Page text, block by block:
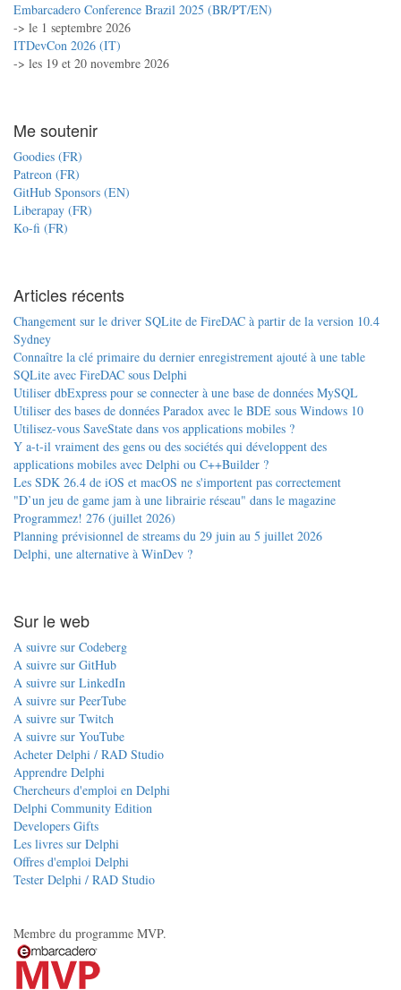
Embarcadero Conference Brazil 2025 (BR/PT/EN)
-> le 1 septembre 2026
ITDevCon 2026 (IT)
-> les 19 et 20 novembre 2026
Me soutenir
Goodies (FR)
Patreon (FR)
GitHub Sponsors (EN)
Liberapay (FR)
Ko-fi (FR)
Articles récents
Changement sur le driver SQLite de FireDAC à partir de la version 10.4
Sydney
Connaître la clé primaire du dernier enregistrement ajouté à une table
SQLite avec FireDAC sous Delphi
Utiliser dbExpress pour se connecter à une base de données MySQL
Utiliser des bases de données Paradox avec le BDE sous Windows 10
Utilisez-vous SaveState dans vos applications mobiles ?
Y a-t-il vraiment des gens ou des sociétés qui développent des
applications mobiles avec Delphi ou C++Builder ?
Les SDK 26.4 de iOS et macOS ne s'importent pas correctement
"D’un jeu de game jam à une librairie réseau" dans le magazine
Programmez! 276 (juillet 2026)
Planning prévisionnel de streams du 29 juin au 5 juillet 2026
Delphi, une alternative à WinDev ?
Sur le web
A suivre sur Codeberg
A suivre sur GitHub
A suivre sur LinkedIn
A suivre sur PeerTube
A suivre sur Twitch
A suivre sur YouTube
Acheter Delphi / RAD Studio
Apprendre Delphi
Chercheurs d'emploi en Delphi
Delphi Community Edition
Developers Gifts
Les livres sur Delphi
Offres d'emploi Delphi
Tester Delphi / RAD Studio
Membre du programme MVP.